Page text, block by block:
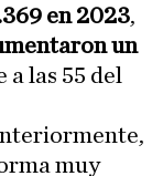
en 2023,
un
las 55 del
muy